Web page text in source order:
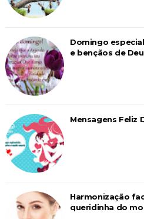
Domingo
e bençãos de
Mensagens Feliz
Harmonização
queridinha do